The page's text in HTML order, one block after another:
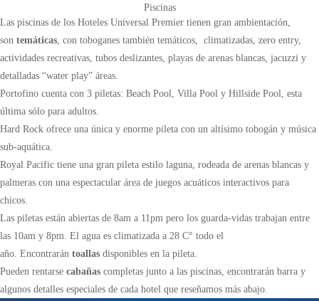
Piscinas
Las piscinas de los Hoteles Universal Premier tienen gran ambientación,
son temáticas , con toboganes también temáticos, climatizadas, zero entry,
actividades recreativas, tubos deslizantes, playas de arenas blancas, jacuzzi y
detalladas “water play” áreas.
Portofino cuenta con 3 piletas: Beach Pool, Villa Pool y Hillside Pool, esta
última sólo para adultos.
Hard Rock ofrece una única y enorme pileta con un altísimo tobogán y música
sub-aquática.
Royal Pacific tiene una gran pileta estilo laguna, rodeada de arenas blancas y
palmeras con una espectacular área de juegos acuáticos interactivos para
chicos.
Las piletas están abiertas de 8am a 11pm pero los guarda-vidas trabajan entre
las 10am y 8pm. El agua es climatizada a 28 C° todo el
año. Encontrarán toallas disponibles en la pileta.
Pueden rentarse cabañas completas junto a las piscinas, encontrarán barra y
algunos detalles especiales de cada hotel que reseñamos más abajo.